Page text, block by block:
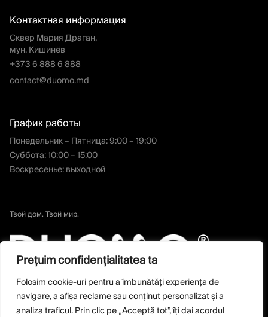
Prețuim confidențialitatea ta
Folosim cookie-uri pentru a îmbunătăți experiența de
navigare, a afișa reclame sau conținut personalizat și a
analiza traficul. Prin clic pe „Acceptă tot”, îți dai acordul
Контактная информация
Сквер Мария Драган,
мун. Кишинёв
+373 6 888 6 888
contact@duomo.md
График работы
Понедельник – Пятница: 9:00 – 19:00
Суббота: 10:00 – 15:00
Воскресенье: выходной
Твой дом. Твой мир.